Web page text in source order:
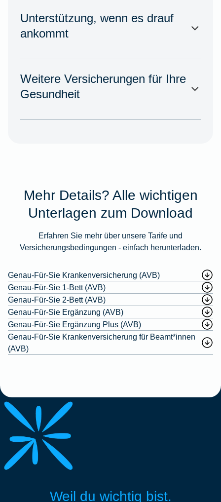
Unterstützung, wenn es drauf
ankommt
Weitere Versicherungen für Ihre
Gesundheit
Mehr Details? Alle wichtigen
Unterlagen zum Download
Erfahren Sie mehr über unsere Tarife und
Versicherungsbedingungen - einfach herunterladen.
Genau-Für-Sie Krankenversicherung (AVB)
Genau-Für-Sie 1-Bett (AVB)
Genau-Für-Sie 2-Bett (AVB)
Genau-Für-Sie Ergänzung (AVB)
Genau-Für-Sie Ergänzung Plus (AVB)
Genau-Für-Sie Krankenversicherung für Beamt*innen
(AVB)
Weil du wichtig bist.